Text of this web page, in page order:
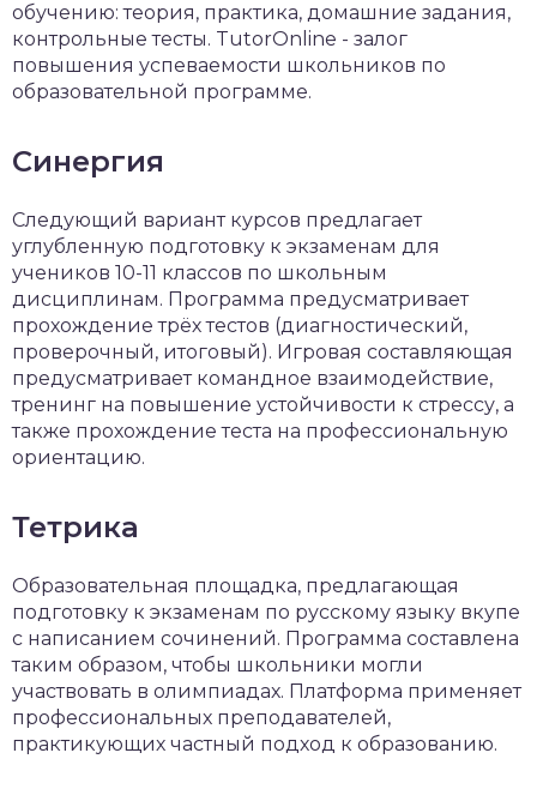
обучению: теория, практика, домашние задания,
контрольные тесты. TutorOnline - залог
повышения успеваемости школьников по
образовательной программе.
Синергия
Следующий вариант курсов предлагает
углубленную подготовку к экзаменам для
учеников 10-11 классов по школьным
дисциплинам. Программа предусматривает
прохождение трёх тестов (диагностический,
проверочный, итоговый). Игровая составляющая
предусматривает командное взаимодействие,
тренинг на повышение устойчивости к стрессу, а
также прохождение теста на профессиональную
ориентацию.
Тетрика
Образовательная площадка, предлагающая
подготовку к экзаменам по русскому языку вкупе
с написанием сочинений. Программа составлена
таким образом, чтобы школьники могли
участвовать в олимпиадах. Платформа применяет
профессиональных преподавателей,
практикующих частный подход к образованию.